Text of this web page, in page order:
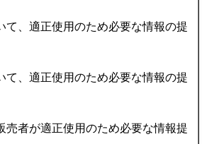
て、適正使用のため必要な情報の提
て、適正使用のため必要な情報の提
売者が適正使用のため必要な情報提